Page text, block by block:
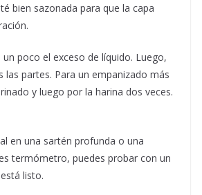
bien sazonada para que la capa
poco el exceso de líquido. Luego,
partes. Para un empanizado más
y luego por la harina dos veces.
en una sartén profunda o una
termómetro, puedes probar con un
listo.